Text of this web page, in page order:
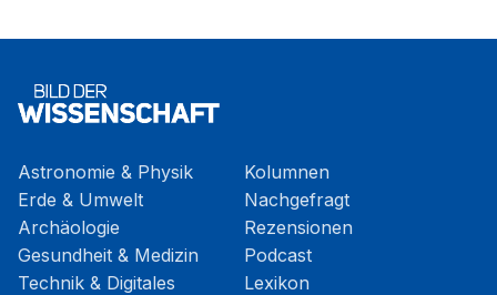
Astronomie & Physik
Erde & Umwelt
Archäologie
Gesundheit & Medizin
Technik & Digitales
Kolumnen
Nachgefragt
Rezensionen
Podcast
Lexikon